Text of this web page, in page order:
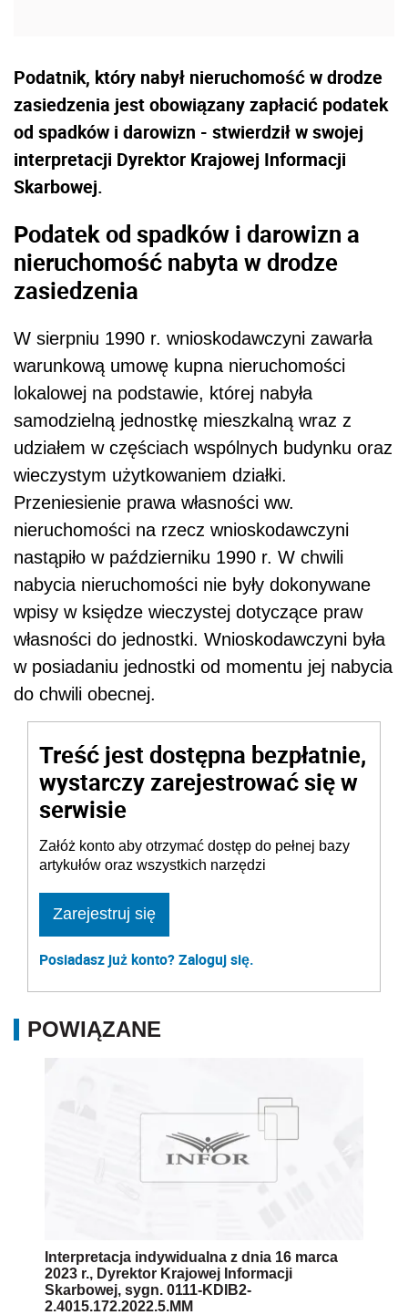
Podatnik, który nabył nieruchomość w drodze
zasiedzenia jest obowiązany zapłacić podatek
od spadków i darowizn - stwierdził w swojej
interpretacji Dyrektor Krajowej Informacji
Skarbowej.
Podatek od spadków i darowizn a
nieruchomość nabyta w drodze
zasiedzenia
W sierpniu 1990 r. wnioskodawczyni zawarła
warunkową umowę kupna nieruchomości
lokalowej na podstawie, której nabyła
samodzielną jednostkę mieszkalną wraz z
udziałem w częściach wspólnych budynku oraz
wieczystym użytkowaniem działki.
Przeniesienie prawa własności ww.
nieruchomości na rzecz wnioskodawczyni
nastąpiło w październiku 1990 r. W chwili
nabycia nieruchomości nie były dokonywane
wpisy w księdze wieczystej dotyczące praw
własności do jednostki. Wnioskodawczyni była
w posiadaniu jednostki od momentu jej nabycia
do chwili obecnej.
Treść jest dostępna bezpłatnie,
wystarczy zarejestrować się w
serwisie
Załóż konto aby otrzymać dostęp do pełnej bazy
artykułów oraz wszystkich narzędzi
Zarejestruj się
Posiadasz już konto? Zaloguj się.
POWIĄZANE
Interpretacja indywidualna z dnia 16 marca
2023 r., Dyrektor Krajowej Informacji
Skarbowej, sygn. 0111-KDIB2-
2.4015.172.2022.5.MM